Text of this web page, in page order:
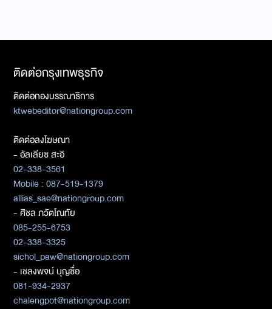
ติดต่อกรุงเทพธุรกิจ
ติดต่อกองบรรณาธิการ
ktwebeditor@nationgroup.com
ติดต่อลงโฆษณา
- อัลเลียซ สะอิ
02-338-3561
Mobile : 087-519-1379
allias_sae@nationgroup.com
- ศิชล ภวัตโณทัย
085-255-6753
02-338-3325
sichol_paw@nationgroup.com
- เชลงพจน์ บุญซื่อ
081-934-2937
chalengpot@nationgroup.com